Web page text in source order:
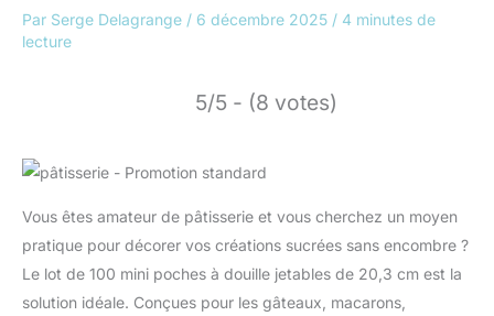
Par Serge Delagrange / 6 décembre 2025 / 4 minutes de
lecture
5/5 - (8 votes)
Vous êtes amateur de pâtisserie et vous cherchez un moyen
pratique pour décorer vos créations sucrées sans encombre ?
Le lot de 100 mini poches à douille jetables de 20,3 cm est la
solution idéale. Conçues pour les gâteaux, macarons,